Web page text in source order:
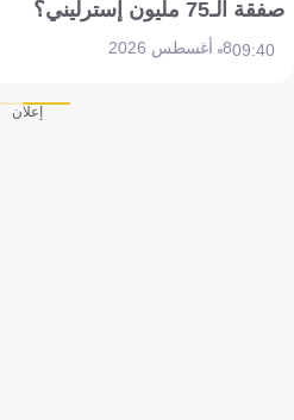
صفقة الـ75 مليون إسترليني؟
09:408 أغسطس 2026
إعلان